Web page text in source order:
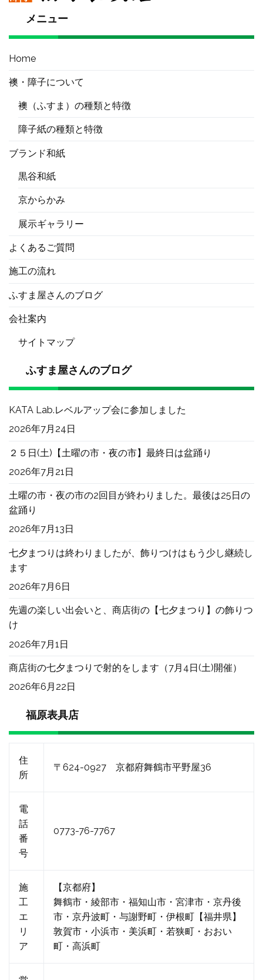
メニュー
Home
襖・障子について
襖（ふすま）の種類と特徴
障子紙の種類と特徴
ブランド和紙
黒谷和紙
京からかみ
展示ギャラリー
よくあるご質問
施工の流れ
ふすま屋さんのブログ
会社案内
サイトマップ
ふすま屋さんのブログ
KATA Lab.レベルアップ会に参加しました
2026年7月24日
２５日(土)【土曜の市・夜の市】最終日は盆踊り
2026年7月21日
土曜の市・夜の市の2回目が終わりました。最後は25日の
盆踊り
2026年7月13日
七夕まつりは終わりましたが、飾りつけはもう少し継続し
ます
2026年7月6日
先週の楽しい出会いと、商店街の【七夕まつり】の飾りつ
け
2026年7月1日
商店街の七夕まつりで射的をします（7月4日(土)開催）
2026年6月22日
福原表具店
住
所
〒624-0927 京都府舞鶴市平野屋36
電
話
番
号
0773-76-7767
施
工
エ
リ
ア
【京都府】
舞鶴市・綾部市・福知山市・宮津市・京丹後
市・京丹波町・与謝野町・伊根町【福井県】
敦賀市・小浜市・美浜町・若狭町・おおい
町・高浜町